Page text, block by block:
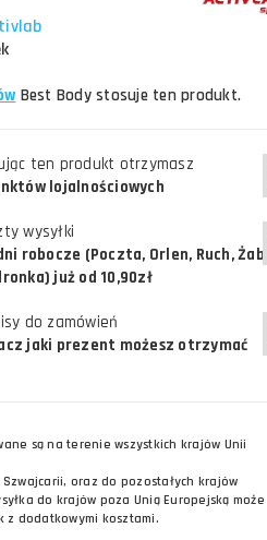
Best Body stosuje ten produkt.
ten produkt otrzymasz
lojalnościowych
wysyłki
robocze (Poczta, Orlen, Ruch,
już od 10,90zł
do zamówień
jaki prezent możesz otrzymać
są na terenie wszystkich krajów Unii
oraz do pozostałych krajów
do krajów poza Unią Europejską może
z dodatkowymi kosztami.